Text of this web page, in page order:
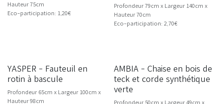
Hauteur 75cm
Eco-participation: 1,20€
Profondeur 79cm x Largeur 140cm x
Hauteur 70cm
Eco-participation: 2,70€
YASPER - Fauteuil en
rotin à bascule
Profondeur 65cm x Largeur 100cm x
Hauteur 98cm
NOUVEAU
AMBIA - Chaise en bois de
teck et corde synthétique
verte
Profondeur 50cm x Largeur 49cm x